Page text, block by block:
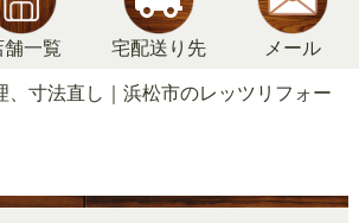
舗一覧 宅配送り先 メール
、寸法直し｜浜松市のレッツリフォー